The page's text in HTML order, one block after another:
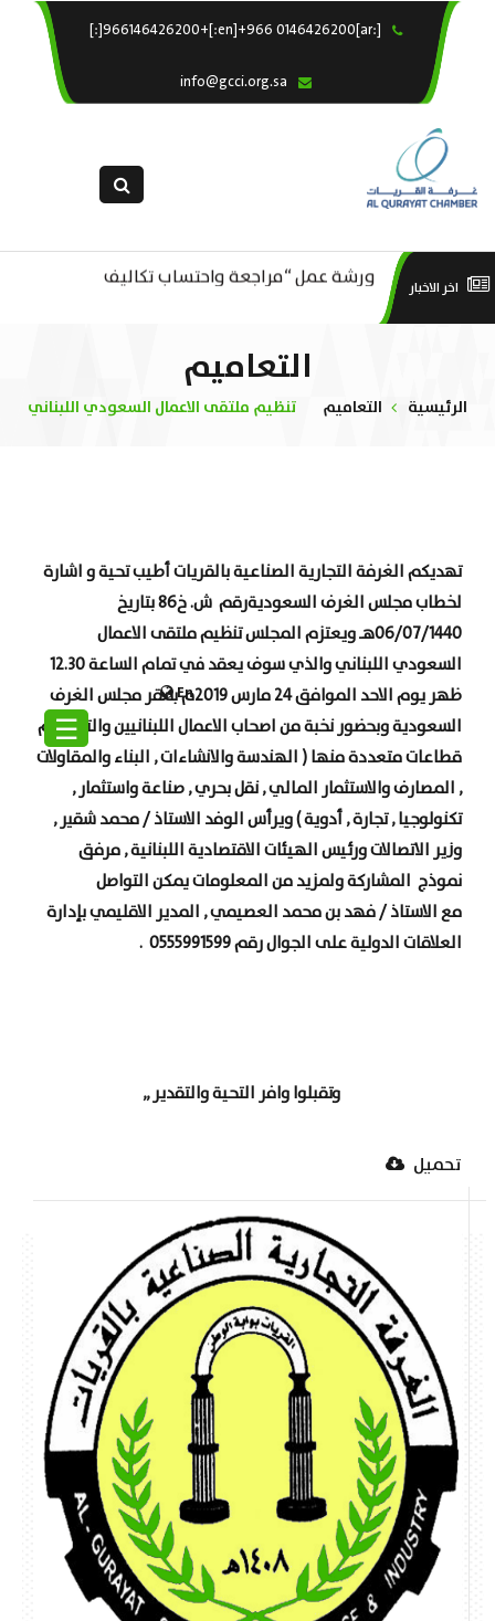
[:ar]966146426200+[:en]+966 0146426200[:]
En
☰
×
خدماتنا
التقديم الالكترونى
اخر الاخبار
ورشة عمل “مراجعة واحتساب تكاليف
لقطاع الترفيه – الثقافة – السياحة”
التعاميم
الرئيسية التعاميم تنظيم ملتقى الاعمال السعودي اللبناني
تهديكم الغرفة التجارية الصناعية بالقريات أطيب تحية و اشارة
لخطاب مجلس الغرف السعودية
رقم ش. خ86 بتاريخ
06/07/1440هـ ويعتزم المجلس تنظيم ملتقى الاعمال
السعودي اللبناني والذي سوف يعقد في تمام الساعة 12.30
ظهر يوم الاحد الموافق 24 مارس 2019م بمقر مجلس الغرف
السعودية وبحضور نخبة من اصحاب الاعمال اللبنانيين والتي تضم
قطاعات متعددة منها ( الهندسة والانشاءات , البناء والمقاولات
, المصارف والاستثمار المالي , نقل بحري , صناعة واستثمار ,
تكنولوجيا , تجارة , أدوية ) ويرأس الوفد الاستاذ / محمد شقير ,
وزير الاتصالات ورئيس الهيئات الاقتصادية اللبنانية ,مرفق
نموذج المشاركة ولمزيد من المعلومات يمكن التواصل
مع الاستاذ / فهد بن محمد العصيمي , المدير الاقليمي بإدارة
العلاقات الدولية على الجوال رقم 0555991599 .
وتقبلوا وافر التحية والتقدير ,,
تحميل